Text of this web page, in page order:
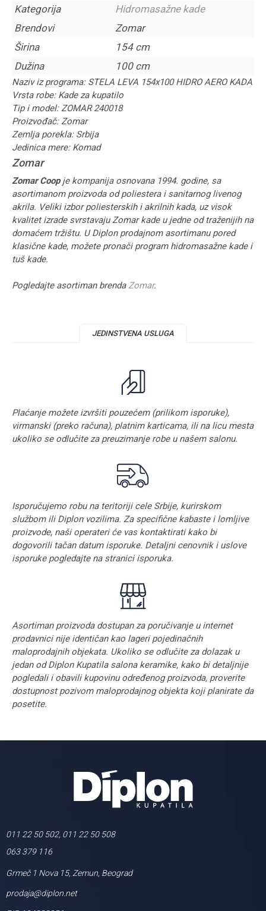
Kategorija
Hidromasažne kade
Brendovi
Zomar
Širina
154 cm
Dužina
100 cm
Naziv iz programa: STELA LEVA 154x100 HIDRO AERO KADA
Vrsta robe: Kade za kupatilo
Tip i model: ZOMAR 240018
Proizvođač: Zomar
Zemlja porekla: Srbija
Jedinica mere: Komad
Zomar
Zomar Coopje kompanija osnovana 1994. godine, sa
asortimanom proizvoda od poliestera i sanitarnog livenog
akrila. Veliki izbor poliesterskih i akrilnih kada, uz visok
kvalitet izrade svrstavaju Zomar kade u jedne od traženijih na
domaćem tržištu. U Diplon prodajnom asortimanu pored
klasične kade, možete pronači program hidromasažne kade i
tuš kade.
Pogledajte asortiman brendaZomar.
JEDINSTVENA USLUGA
Plaćanje možete izvršiti pouzećem (prilikom isporuke),
virmanski (preko računa), platnim karticama, ili na licu mesta
ukoliko se odlučite za preuzimanje robe u našem salonu.
Isporučujemo robu na teritoriji cele Srbije, kurirskom
službom ili Diplon vozilima. Za specifične kabaste i lomljive
proizvode, naši operateri će vas kontaktirati kako bi
dogovorili tačan datum isporuke. Detaljni cenovnik i uslove
isporuke pogledajte na stranici isporuka.
Asortiman proizvoda dostupan za poručivanje u internet
prodavnici nije identičan kao lageri pojedinačnih
maloprodajnih objekata. Ukoliko se odlučite za dolazak u
jedan od Diplon Kupatila salona keramike, kako bi detaljnije
pogledali i obavili kupovinu određenog proizvoda, proverite
dostupnost pozivom maloprodajnog objekta koji planirate da
posetite.
011 22 50 502, 011 22 50 508
063 379 116
Grmeč 1 Nova 15, Zemun, Beograd
prodaja@diplon.net